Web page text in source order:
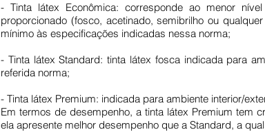
- Tinta látex Econômica: corresponde ao menor
proporcionado (fosco, acetinado, semibrilho ou
mínimo às especificações indicadas nessa norma;
- Tinta látex Standard: tinta látex fosca indicada para
referida norma;
- Tinta látex Premium: indicada para ambiente interior/
Em termos de desempenho, a tinta látex Premium tem
ela apresente melhor desempenho que a Standard, a